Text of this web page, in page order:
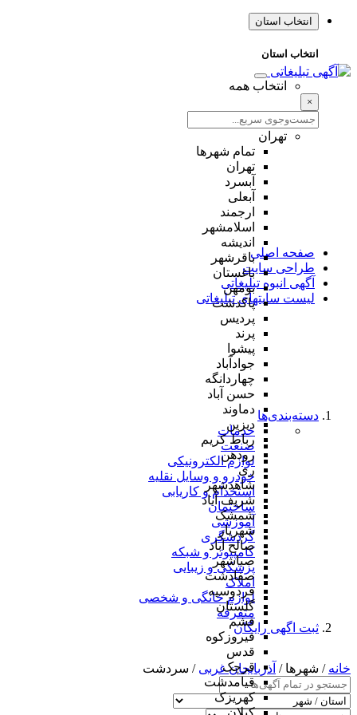
انتخاب استان
انتخاب استان
انتخاب همه
×
تهران
تمام شهر‌ها
تهران
آبسرد
آبعلی
ارجمند
اسلامشهر
اندیشه
باقرشهر
باغستان
بومهن
پاکدشت
پردیس
پرند
پیشوا
جوادآباد
چهاردانگه
حسن آباد
دماوند
دیزین
رباط کریم
رودهن
ری
شاهدشهر
شریف آباد
شمشک
شهریار
صالح آباد
صباشهر
صفادشت
فردوسیه
گلستان
فشم
فیروزکوه
قدس
قرچک
قیامدشت
کهریزک
صفحه اصلی
طراحی سایت
آگهی انبوه تبلیغاتی
لیست سایتهای تبلیغاتی
دسته‌بندی‌ها
خدمات
صنعت
لوازم الکترونیکی
خودرو و وسایل نقلیه
استخدام و کاریابی
ساختمان
آموزشی
گردشگری
کامپیوتر و شبکه
پزشکی و زیبایی
املاک
لوازم خانگی و شخصی
متفرقه
ثبت اگهی رایگان
خانه / شهرها / آذربایجان غربی / سردشت